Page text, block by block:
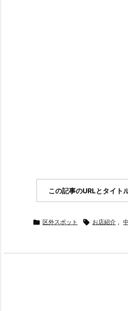
この記事のURLとタイト
 区外スポット  お店紹介 ,